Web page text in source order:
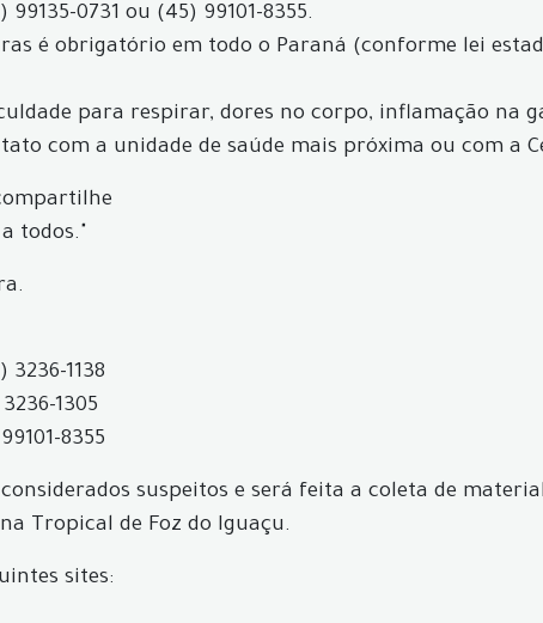
0731 ou (45) 99101-8355.
é obrigatório em todo o Paraná (conforme lei
para respirar, dores no corpo, inflamação
com a unidade de saúde mais próxima ou com a
todos."
1138
1305
8355
suspeitos e será feita a coleta de
Tropical de Foz do Iguaçu.
sites: